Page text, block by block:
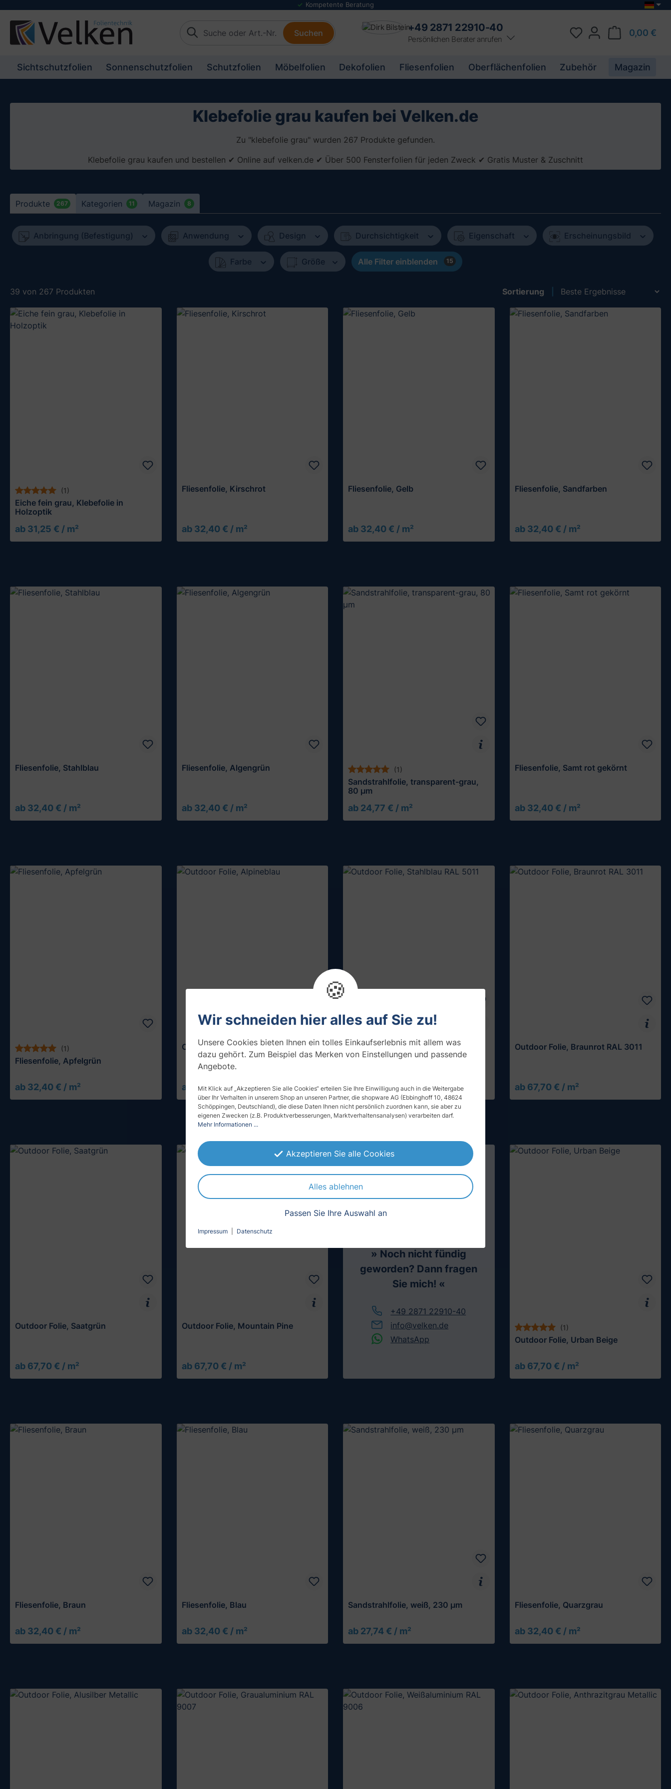
springen Zur Hauptnavigation springen
Folienmuster Service
Suchen +49 2871 22910-40
Persönlichen Berater anrufen
0,00 €
Sichtschutzfolien Sonnenschutzfolien Schutzfolien Möbelfolien Dekofolien Fliesenfolien Oberflächenfolien Zubehör Magazin
Klebefolie grau kaufen bei Velken.de
Zu "klebefolie grau" wurden 267 Produkte gefunden.
Klebefolie grau kaufen und bestellen ✔ Online auf velken.de ✔ Über 500 Fensterfolien für jeden Zweck ✔ Gratis Muster & Zuschnitt
Produkte 267 Kategorien 11 Magazin 8
Anbringung (Befestigung) Anwendung Design Durchsichtigkeit Eigenschaft Erscheinungsbild
Farbe Größe Alle Filter einblenden 15
39 von 267 Produkten Sortierung
(1)
Eiche fein grau, Klebefolie in
Holzoptik
ab 31,25 € / m²Muster testen
Fliesenfolie, Kirschrot
ab 32,40 € / m²Muster testen
Fliesenfolie, Gelb
ab 32,40 € / m²Muster testen
Fliesenfolie, Sandfarben
ab 32,40 € / m²Muster testen
Fliesenfolie, Stahlblau
ab 32,40 € / m²Muster testen
Fliesenfolie, Algengrün
ab 32,40 € / m²Muster testen
(1)
Sandstrahlfolie, transparent-grau,
80 µm
ab 24,77 € / m²
Fliesenfolie, Samt rot gekörnt
ab 32,40 € / m²Muster testen
(1)
Fliesenfolie, Apfelgrün
ab 32,40 € / m²Muster testen
Outdoor Folie, Alpineblau
ab 67,70 € / m²Muster testen
Outdoor Folie, Stahlblau RAL 5011
ab 67,70 € / m²Muster testen
Outdoor Folie, Braunrot RAL 3011
ab 67,70 € / m²Muster testen
Outdoor Folie, Saatgrün
ab 67,70 € / m²Muster testen
Outdoor Folie, Mountain Pine
ab 67,70 € / m²Muster testen
» Noch nicht fündig
geworden? Dann fragen
Sie mich! «
+49 2871 22910-40
info@velken.de
WhatsApp
(1)
Outdoor Folie, Urban Beige
ab 67,70 € / m²Muster testen
Fliesenfolie, Braun
ab 32,40 € / m²Muster testen
Fliesenfolie, Blau
ab 32,40 € / m²Muster testen
Sandstrahlfolie, weiß, 230 µm
ab 27,74 € / m²
Fliesenfolie, Quarzgrau
ab 32,40 € / m²Muster testen
🍪
Wir schneiden hier alles auf Sie zu!
Unsere Cookies bieten Ihnen ein tolles Einkaufserlebnis mit allem was
dazu gehört. Zum Beispiel das Merken von Einstellungen und passende
Angebote.
Mit Klick auf „Akzeptieren Sie alle Cookies“ erteilen Sie Ihre Einwilligung auch in die Weitergabe
über Ihr Verhalten in unserem Shop an unseren Partner, die shopware AG (Ebbinghoff 10, 48624
Schöppingen, Deutschland), die diese Daten Ihnen nicht persönlich zuordnen kann, sie aber zu
eigenen Zwecken (z.B. Produktverbesserungen, Marktverhaltensanalysen) verarbeiten darf.
Mehr Informationen ...
Akzeptieren Sie alle Cookies
Alles ablehnen
Passen Sie Ihre Auswahl an
Impressum Datenschutz